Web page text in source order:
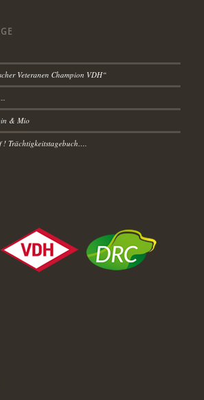
Veteranen Champion VDH“
& Mio
Trächtigkeitstagebuch….